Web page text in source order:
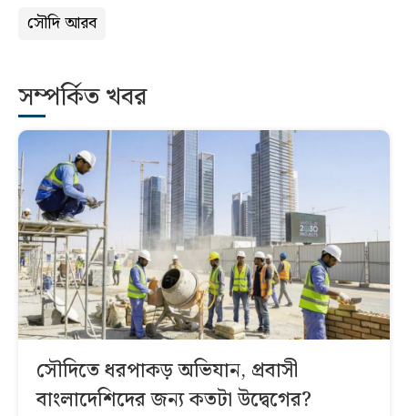
সৌদি আরব
সম্পর্কিত খবর
সৌদিতে ধরপাকড় অভিযান, প্রবাসী
বাংলাদেশিদের জন্য কতটা উদ্বেগের?